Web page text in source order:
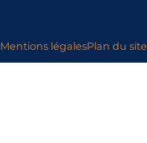
Mentions légalesPlan du site